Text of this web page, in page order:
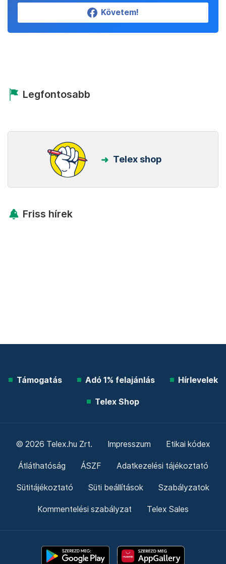
Követem!
Legfontosabb
Telex shop
Friss hírek
Támogatás Adó 1% felajánlás Hírlevelek
Telex Shop
© 2026 Telex.hu Zrt. Impresszum Etikai kódex
Átláthatóság ÁSZF Adatkezelési tájékoztató
Sütitájékoztató Süti beállítások Szabályzatok
Kommentelési szabályzat Telex Sales